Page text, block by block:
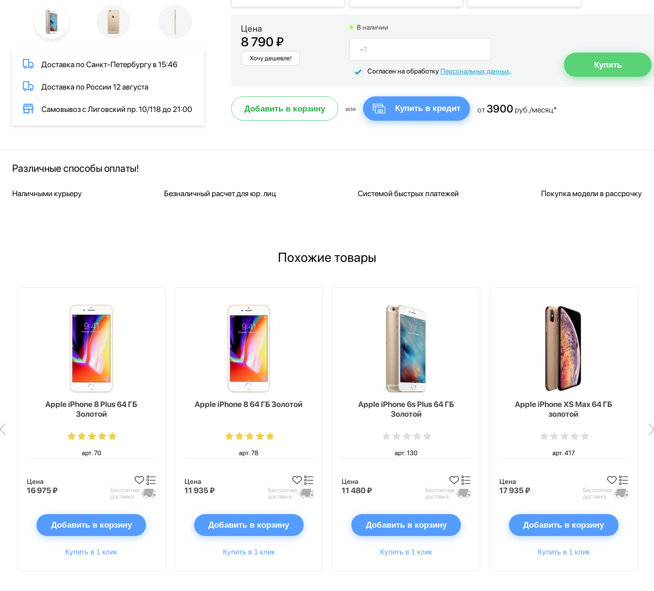
Доставка по Санкт-Петербургу в 15:46
Доставка по России 12 августа
Самовывоз с Лиговский пр. 10/118 до 21:00
Цена
8 790 ₽
Хочу дешевле!
В наличии
Согласен на обработку Персональных данных.
Добавить в корзину или Купить в кредит от 3900 руб./месяц*
Различные способы оплаты!
Наличными курьеру Безналичный расчет для юр. лиц Системой быстрых платежей Покупка модели в рассрочку
Похожие товары
Apple iPhone 8 Plus 64 ГБ
Золотой
арт. 70
Цена
16 975 ₽
Бесплатная
доставка
Добавить в корзину
Купить в 1 клик
Apple iPhone 8 64 ГБ Золотой
арт. 78
Цена
11 935 ₽
Бесплатная
доставка
Добавить в корзину
Купить в 1 клик
Apple iPhone 6s Plus 64 ГБ
Золотой
арт. 130
Цена
11 480 ₽
Бесплатная
доставка
Добавить в корзину
Купить в 1 клик
Apple iPhone XS Max 64 ГБ
золотой
арт. 417
Цена
17 935 ₽
Бесплатная
доставка
Добавить в корзину
Купить в 1 клик